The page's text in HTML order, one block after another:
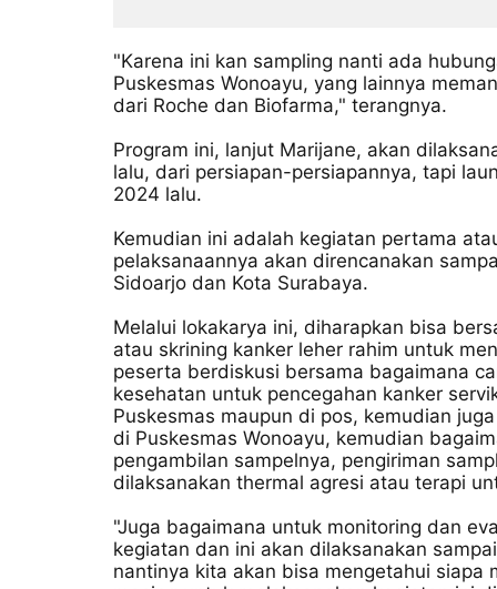
726 B
"Karena ini kan sampling nanti ada
Puskesmas Wonoayu, yang lainnya
dari Roche dan Biofarma," terangnya.
Program ini, lanjut Marijane, akan
lalu, dari persiapan-persiapannya, tapi
2024 lalu.
Kemudian ini adalah kegiatan pertama
pelaksanaannya akan direncanakan
Sidoarjo dan Kota Surabaya.
Melalui lokakarya ini, diharapkan bisa
atau skrining kanker leher rahim untuk
peserta berdiskusi bersama bagaimana
kesehatan untuk pencegahan kanker
Puskesmas maupun di pos, kemudian
di Puskesmas Wonoayu, kemudian
pengambilan sampelnya, pengiriman
dilaksanakan thermal agresi atau terapi
"Juga bagaimana untuk monitoring dan
kegiatan dan ini akan dilaksanakan
nantinya kita akan bisa mengetahui siapa